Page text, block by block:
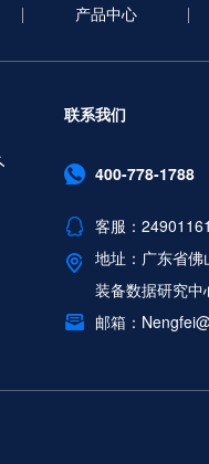
产品中心
联系我们
400-778-1788
客服：
地址：广东省佛
装备数据研究中
邮箱：